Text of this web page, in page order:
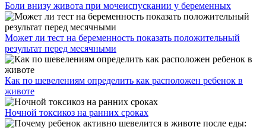
Боли внизу живота при мочеиспускании у беременных
Может ли тест на беременность показать положительный
результат перед месячными
Как по шевелениям определить как расположен ребенок в
животе
Ночной токсикоз на ранних сроках